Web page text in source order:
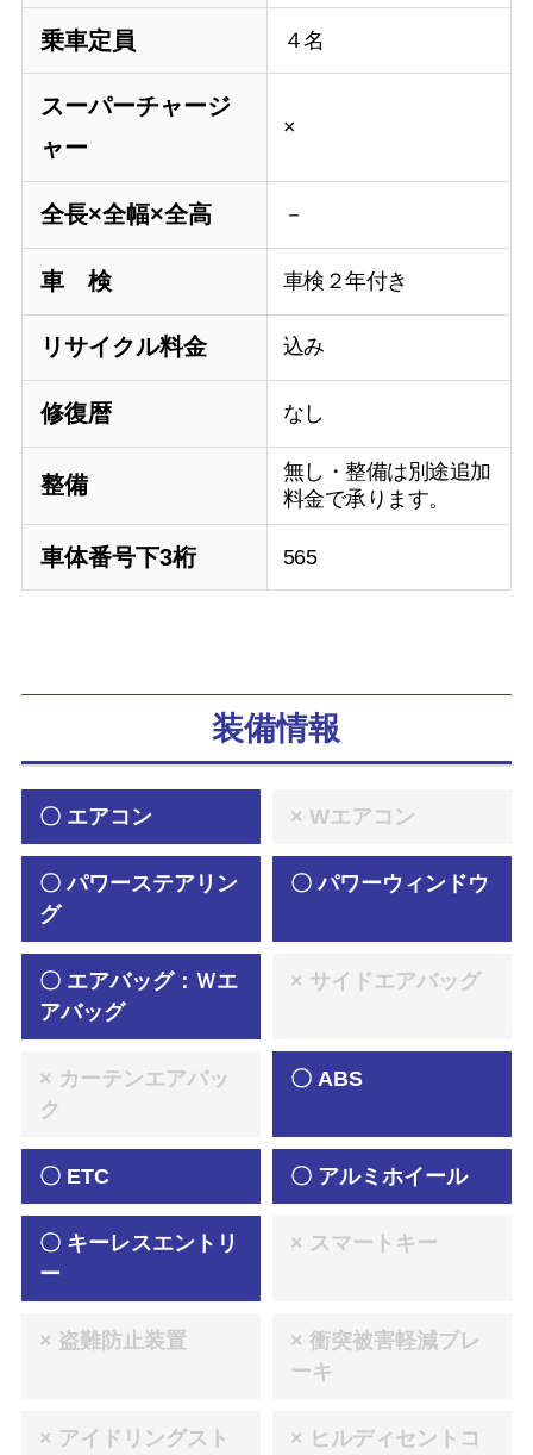
乗車定員 ４名
スーパーチャージ
ャー
×
全長×全幅×全高 －
車 検 車検２年付き
リサイクル料金 込み
修復暦 なし
整備
無し・整備は別途追加
料金で承ります。
車体番号下3桁 565
装備情報
〇 エアコン × Wエアコン
〇 パワーステアリン
グ
〇 パワーウィンドウ
〇 エアバッグ：Ｗエ
アバッグ
× サイドエアバッグ
× カーテンエアバッ
ク
〇 ABS
〇 ETC 〇 アルミホイール
〇 キーレスエントリ
ー
× スマートキー
× 盗難防止装置
× 衝突被害軽減ブレ
ーキ
× アイドリングスト × ヒルディセントコ